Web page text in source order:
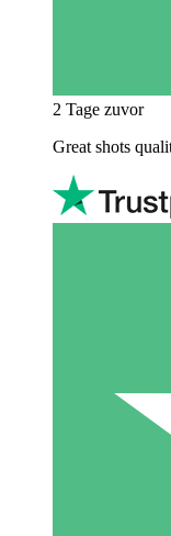
2 Tage zuvor
Great shots